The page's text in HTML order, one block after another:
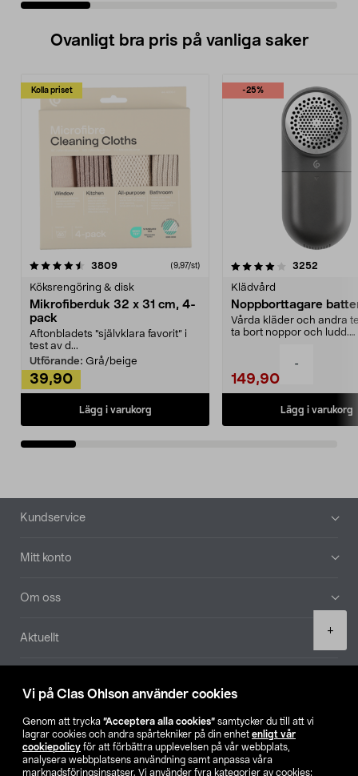
Vi på Clas Ohlson använder cookies
Genom att trycka ”Acceptera alla cookies” samtycker du till att vi
lagrar cookies och andra spårtekniker på din enhet enligt vår
cookiepolicy för att förbättra upplevelsen på vår webbplats,
analysera webbplatsens användning samt anpassa våra
marknadsföringsinsatser. Vi använder fyra kategorier av cookies:
-
+
Ovanligt bra pris på vanliga saker
Kolla priset
3809recensioner (9,97/st)
Köksrengöring & disk
Mikrofiberduk 32 x 31 cm, 4-
pack
Aftonbladets "självklara favorit” i
test av d...
Utförande: Grå/beige
39,90
Lägg i varukorg
-25%
4.0av 5 stjärnor 3252
Klädvård
Noppborttagare
Vårda kläder och andra
ta bort noppor och ludd.
149,90
Lägg i varukorg
4.5av 5 stjärnor
Sidfot
Kundservice
Mitt konto
Om oss
Aktuellt
Hitta butik
SE NO FI